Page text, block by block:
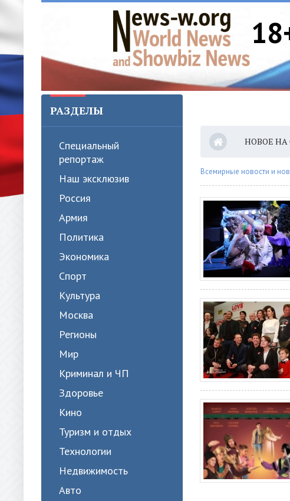
РАЗДЕЛЫ
Специальный
репортаж
Наш эксклюзив
Россия
Армия
Политика
Экономика
Спорт
Культура
Москва
Регионы
Мир
Криминал и ЧП
Здоровье
Кино
Туризм и отдых
Технологии
Недвижимость
Авто
НОВОЕ НА
Всемирные новости и